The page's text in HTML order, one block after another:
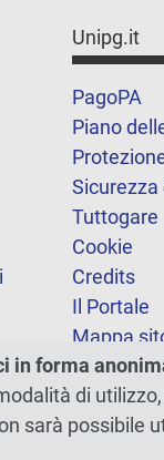
Unipg.it
PagoPA
Piano
Sicurezza
Tuttogare
Cookie
Credits
Il Portale
Mappa
in forma
di
sarà possibile